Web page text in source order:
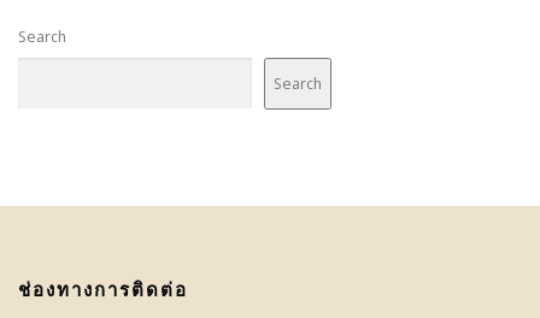
Search
Search
ช่องทางการติดต่อ